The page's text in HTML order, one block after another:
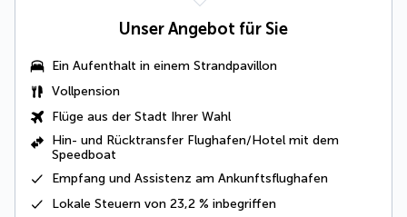
Unser Angebot für Sie
Ein Aufenthalt in einem Strandpavillon
Vollpension
Flüge aus der Stadt Ihrer Wahl
Hin- und Rücktransfer Flughafen/Hotel mit dem
Speedboat
Empfang und Assistenz am Ankunftsflughafen
Lokale Steuern von 23,2 % inbegriffen